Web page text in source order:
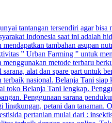
tantangan tersendiri agar
Indonesia saat ini adalah
tambahan asupan
” Urban Farming ” untuk
metode terbaru
alat dan spare part untuk
nasional. Belanja Tani
toko Belanja Tani lengkap.
Penggunaan sarana
petani dan tanaman.
pertanian mulai dari :